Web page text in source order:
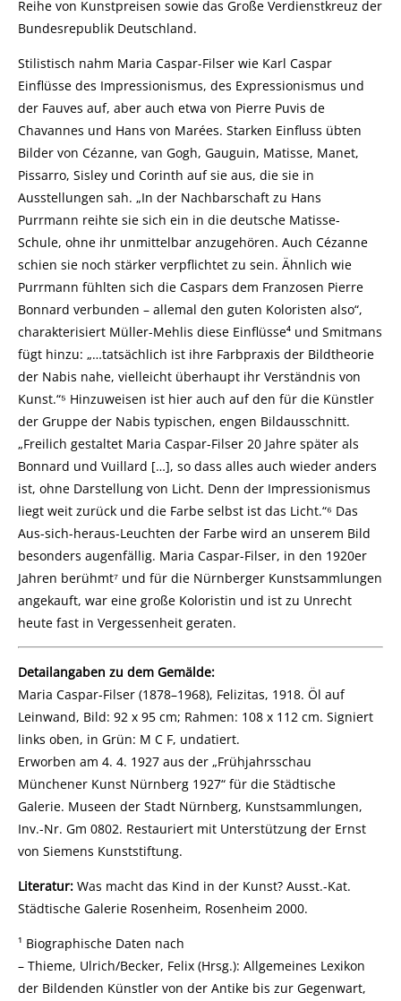
Reihe von Kunstpreisen sowie das Große Verdienstkreuz der
Bundesrepublik Deutschland.
Stilistisch nahm Maria Caspar-Filser wie Karl Caspar
Einflüsse des Impressionismus, des Expressionismus und
der Fauves auf, aber auch etwa von Pierre Puvis de
Chavannes und Hans von Marées. Starken Einfluss übten
Bilder von Cézanne, van Gogh, Gauguin, Matisse, Manet,
Pissarro, Sisley und Corinth auf sie aus, die sie in
Ausstellungen sah. „In der Nachbarschaft zu Hans
Purrmann reihte sie sich ein in die deutsche Matisse-
Schule, ohne ihr unmittelbar anzugehören. Auch Cézanne
schien sie noch stärker verpflichtet zu sein. Ähnlich wie
Purrmann fühlten sich die Caspars dem Franzosen Pierre
Bonnard verbunden – allemal den guten Koloristen also“,
charakterisiert Müller-Mehlis diese Einflüsse⁴ und Smitmans
fügt hinzu: „…tatsächlich ist ihre Farbpraxis der Bildtheorie
der Nabis nahe, vielleicht überhaupt ihr Verständnis von
Kunst.“⁵ Hinzuweisen ist hier auch auf den für die Künstler
der Gruppe der Nabis typischen, engen Bildausschnitt.
„Freilich gestaltet Maria Caspar-Filser 20 Jahre später als
Bonnard und Vuillard […], so dass alles auch wieder anders
ist, ohne Darstellung von Licht. Denn der Impressionismus
liegt weit zurück und die Farbe selbst ist das Licht.“⁶ Das
Aus-sich-heraus-Leuchten der Farbe wird an unserem Bild
besonders augenfällig. Maria Caspar-Filser, in den 1920er
Jahren berühmt⁷ und für die Nürnberger Kunstsammlungen
angekauft, war eine große Koloristin und ist zu Unrecht
heute fast in Vergessenheit geraten.
Detailangaben zu dem Gemälde:
Maria Caspar-Filser (1878–1968), Felizitas, 1918. Öl auf
Leinwand, Bild: 92 x 95 cm; Rahmen: 108 x 112 cm. Signiert
links oben, in Grün: M C F, undatiert.
Erworben am 4. 4. 1927 aus der „Frühjahrsschau
Münchener Kunst Nürnberg 1927“ für die Städtische
Galerie. Museen der Stadt Nürnberg, Kunstsammlungen,
Inv.-Nr. Gm 0802. Restauriert mit Unterstützung der Ernst
von Siemens Kunststiftung.
Literatur: Was macht das Kind in der Kunst? Ausst.-Kat.
Städtische Galerie Rosenheim, Rosenheim 2000.
¹ Biographische Daten nach
– Thieme, Ulrich/Becker, Felix (Hrsg.): Allgemeines Lexikon
der Bildenden Künstler von der Antike bis zur Gegenwart,